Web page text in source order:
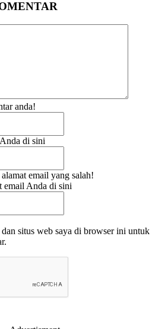
anda!
di sini
email yang salah!
email Anda di sini
situs web saya di browser ini untuk